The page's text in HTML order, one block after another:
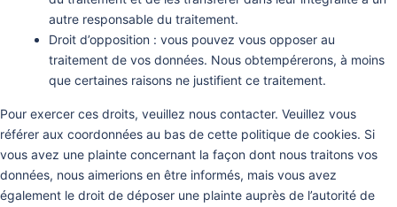
autre responsable du traitement.
Droit d’opposition : vous pouvez vous opposer au
traitement de vos données. Nous obtempérerons, à moins
que certaines raisons ne justifient ce traitement.
Pour exercer ces droits, veuillez nous contacter. Veuillez vous
référer aux coordonnées au bas de cette politique de cookies. Si
vous avez une plainte concernant la façon dont nous traitons vos
données, nous aimerions en être informés, mais vous avez
également le droit de déposer une plainte auprès de l’autorité de